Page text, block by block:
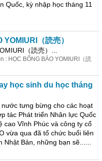
Quốc, kỳ nhập học tháng 11
（読売）
（読売）...
: HỌC BỔNG BÁO YOMIURI（読
học sinh du học tháng
tưng bừng cho các hoạt
tác Phát triển Nhân lực Quốc
cao Vĩnh Phúc và công ty cổ
vừa qua đã tổ chức buổi liên
Bản, những bạn sẽ......